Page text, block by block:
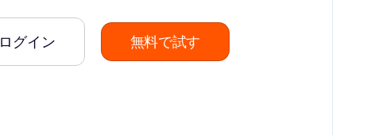
ログイン 無料で試す